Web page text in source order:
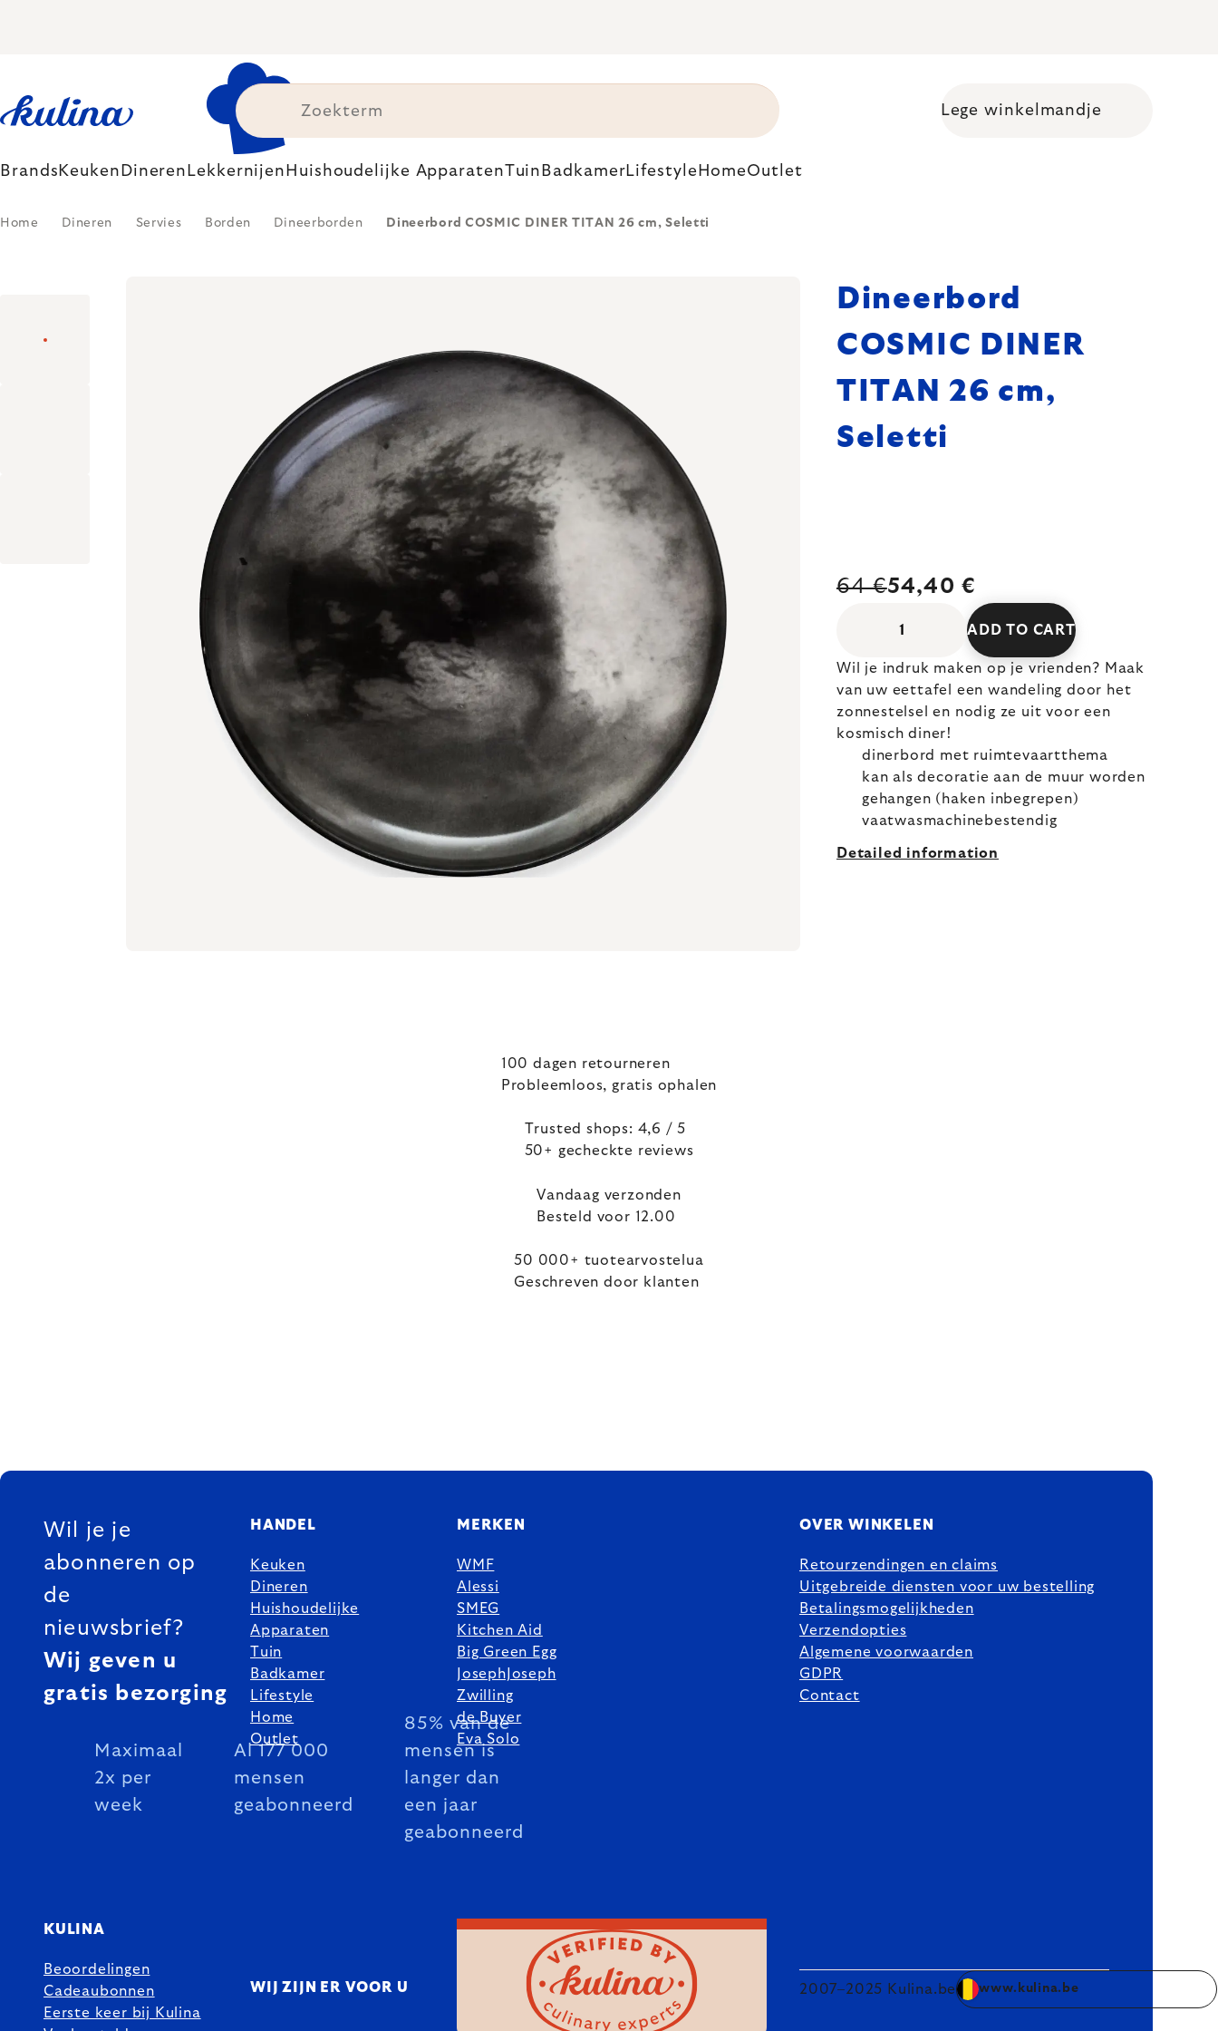
Shopping cart
Lege winkelmandje
Brands Keuken Dineren Lekkernijen Huishoudelijke ApparatenTuin BadkamerLifestyle HomeOutlet
Home Dineren Servies Borden Dineerborden Dineerbord COSMIC DINER TITAN 26 cm, Seletti
Dineerbord
COSMIC DINER
TITAN 26 cm,
Seletti
64 €54,40 €
ADD TO CART
Wil je indruk maken op je vrienden? Maak
van uw eettafel een wandeling door het
zonnestelsel en nodig ze uit voor een
kosmisch diner!
dinerbord met ruimtevaartthema
kan als decoratie aan de muur worden
gehangen (haken inbegrepen)
vaatwasmachinebestendig
Detailed information
100 dagen retourneren
Probleemloos, gratis ophalen
Trusted shops: 4,6 / 5
50+ gecheckte reviews
Vandaag verzonden
Besteld voor 12.00
50 000+ tuotearvostelua
Geschreven door klanten
FOOTER
Wil je je
abonneren op
de
nieuwsbrief?
Wij geven u
gratis bezorging
Maximaal
2x per
week
Al 177 000
mensen
geabonneerd
85% van de
mensen is
langer dan
een jaar
geabonneerd
HANDEL
Keuken
Dineren
Huishoudelijke
Apparaten
Tuin
Badkamer
Lifestyle
Home
Outlet
MERKEN
WMF
Alessi
SMEG
Kitchen Aid
Big Green Egg
JosephJoseph
Zwilling
de Buyer
Eva Solo
OVER WINKELEN
Retourzendingen en claims
Uitgebreide diensten voor uw bestelling
Betalingsmogelijkheden
Verzendopties
Algemene voorwaarden
GDPR
Contact
KULINA
Beoordelingen
Cadeaubonnen
Eerste keer bij Kulina
WIJ ZIJN ER VOOR U 2007–2025 Kulina.be www.kulina.be